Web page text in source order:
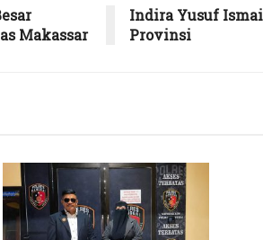
Makassar
Indira Yusuf
Provinsi